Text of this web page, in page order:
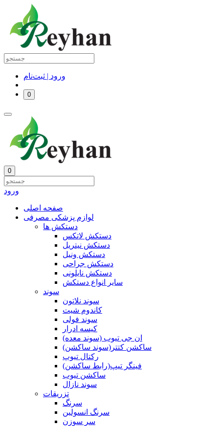
ورود | ثبت‌نام
0
0
ورود
صفحه اصلی
لوازم پزشکی مصرفی
دستکش ها
دستکش لاتکس
دستکش نیتریل
دستکش ونیل
دستکش جراحی
دستکش نایلونی
سایر انواع دستکش
سوند
سوند نلاتون
کاندوم شیت
سوند فولی
کیسه ادرار
ان جی تیوب (سوند معده)
ساکشن کتتر(سوند ساکشن)
رکتال تیوپ
فینگر تیپ(رابط ساکشن)
ساکشن تیوب
سوند نازال
تزریقات
سرنگ
سرنگ انسولین
سر سوزن